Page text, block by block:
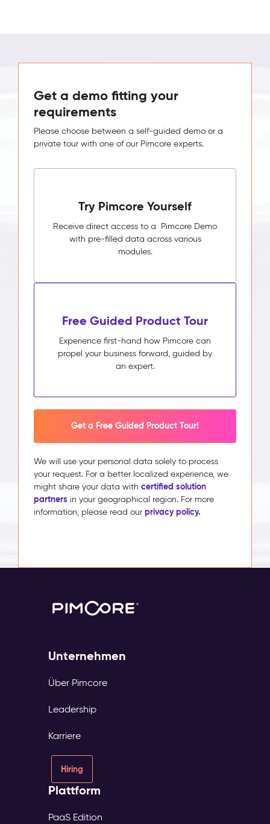
Get a demo fitting your
requirements
Please choose between a self-guided demo or a
private tour with one of our Pimcore experts.
Try Pimcore Yourself
Receive direct access to a Pimcore Demo
with pre-filled data across various
modules.
Free Guided Product Tour
Experience first-hand how Pimcore can
propel your business forward, guided by
an expert.
Get a Free Guided Product Tour!
We will use your personal data solely to process
your request. For a better localized experience, we
might share your data with certified solution
partners in your geographical region. For more
information, please read our privacy policy.
Unternehmen
Über Pimcore
Leadership
Karriere
Hiring
Plattform
PaaS Edition